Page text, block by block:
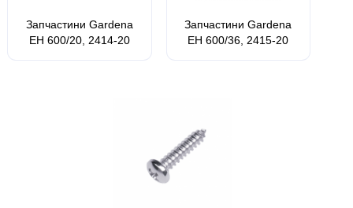
Запчастини Gardena
EH 600/20, 2414-20
Запчастини Gardena
EH 600/36, 2415-20